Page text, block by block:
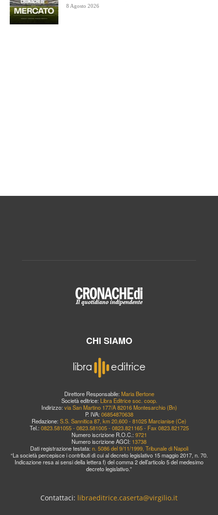
8 Agosto 2026
CHI SIAMO
Direttore Responsabile: Maria Bertone
Società editrice: Libra Editrice soc. coop.
Indirizzo: via San Martino 177/A 82016 Montesarchio (Bn)
P. IVA: 06854870638
Redazione: S.S. Sannitica 87, km 20,600 - 81025 Marcianise (Ce)
Tel.: 0823.581055 - 0823.581005 - 0823.821165 - Fax 0823.821725
Numero iscrizione R.O.C.: 9721
Numero iscrizione AGCI: 13738
Dati registrazione testata: n. 5086 del 9/11/1999, Tribunale di Napoli
“La società percepisce i contributi di cui al decreto legislativo 15 maggio 2017, n. 70.
Indicazione resa ai sensi della lettera f) del comma 2 dell’articolo 5 del medesimo
decreto legislativo.”
Contattaci: libraeditrice.caserta@virgilio.it